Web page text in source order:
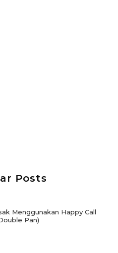
Posts
Menggunakan Happy Call
Pan)